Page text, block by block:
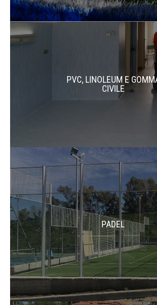
PVC, LINOLEUM E
CIVILE
PADEL